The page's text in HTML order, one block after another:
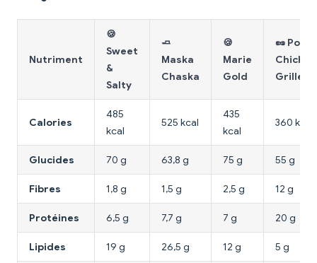
Nutriment
🍪
Sweet
&
Salty
🧈
Maska
Chaska
🍪
Marie
Gold
🥜 Pois
Chiches
Grillés
Calories
485
kcal
525 kcal
435
kcal
360 kcal
Glucides 70 g 63,8 g 75 g 55 g
Fibres 1,8 g 1,5 g 2,5 g 12 g
Protéines 6,5 g 7,7 g 7 g 20 g
Lipides 19 g 26,5 g 12 g 5 g